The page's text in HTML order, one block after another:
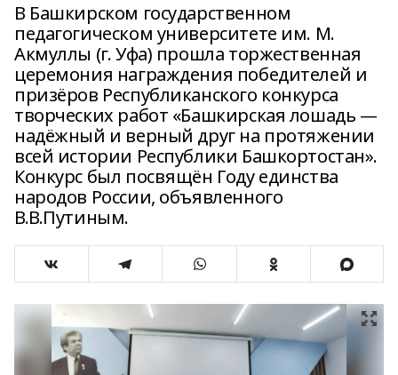
В Башкирском государственном
педагогическом университете им. М.
Акмуллы (г. Уфа) прошла торжественная
церемония награждения победителей и
призёров Республиканского конкурса
творческих работ «Башкирская лошадь —
надёжный и верный друг на протяжении
всей истории Республики Башкортостан».
Конкурс был посвящён Году единства
народов России, объявленного
В.В.Путиным.